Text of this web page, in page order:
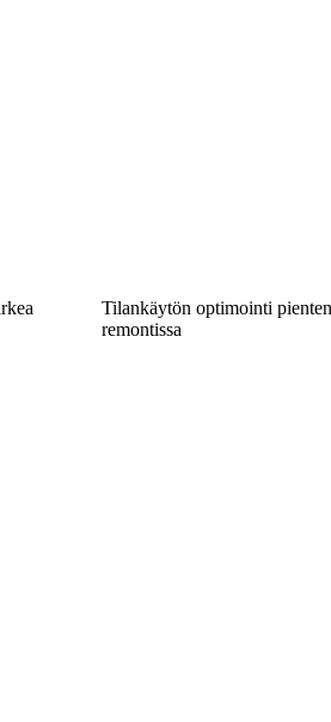
Tilankäytön optimointi
remontissa